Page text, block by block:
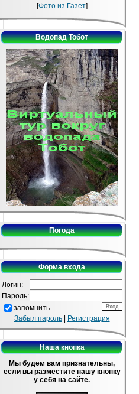
[Фото из Газет]
Водопад Тобот
Погода
Форма входа
Логин:
Пароль:
запомнить
Забыл пароль| Регистрация
Наша кнопка
Мы будем вам признательны,
если вы разместите нашу кнопку
у себя на сайте.